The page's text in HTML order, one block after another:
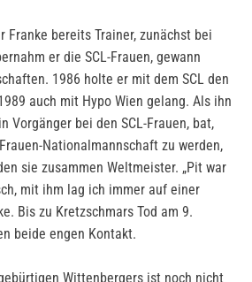
Franke bereits Trainer, zunächst bei
er die SCL-Frauen, gewann
1986 holte er mit dem SCL den
auch mit Hypo Wien gelang. Als ihn
Vorgänger bei den SCL-Frauen, bat,
Nationalmannschaft zu werden,
sie zusammen Weltmeister. „Pit war
mit ihm lag ich immer auf einer
Bis zu Kretzschmars Tod am 9.
beide engen Kontakt.
Wittenbergers ist noch nicht